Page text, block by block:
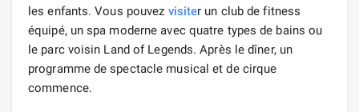
les enfants. Vous pouvez visiter un club de fitness
équipé, un spa moderne avec quatre types de bains ou
le parc voisin Land of Legends. Après le dîner, un
programme de spectacle musical et de cirque
commence.